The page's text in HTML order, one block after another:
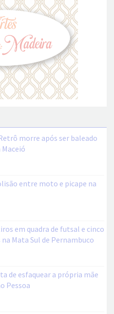
morre após ser baleado
entre moto e picape na
em quadra de futsal e cinco
Mata Sul de Pernambuco
de esfaquear a própria mãe
Pessoa